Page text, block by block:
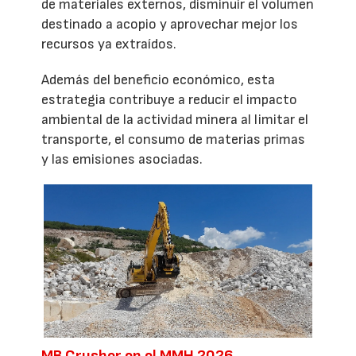
de materiales externos, disminuir el volumen
destinado a acopio y aprovechar mejor los
recursos ya extraídos.
Además del beneficio económico, esta
estrategia contribuye a reducir el impacto
ambiental de la actividad minera al limitar el
transporte, el consumo de materias primas
y las emisiones asociadas.